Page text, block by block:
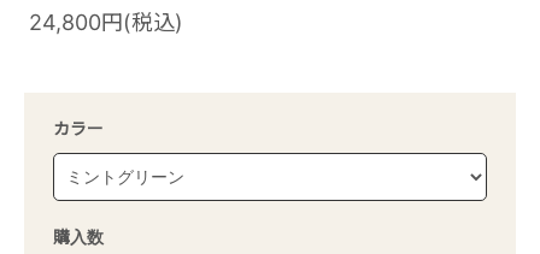
24,800円(税込)
カラー
購入数